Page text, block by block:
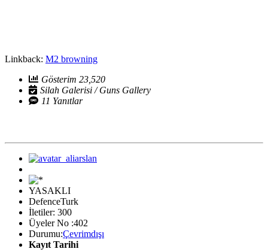
Linkback: M2 browning
Gösterim 23,520
Silah Galerisi / Guns Gallery
11 Yanıtlar
YASAKLI
DefenceTurk
İletiler: 300
Üyeler No :402
Durumu:Çevrimdışı
Kayıt Tarihi